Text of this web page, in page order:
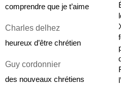
comprendre que je t’aime
heureux d’être chrétien
des nouveaux chrétiens